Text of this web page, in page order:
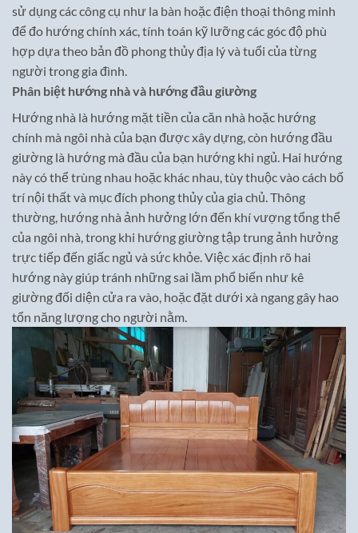
sử dụng các công cụ như la bàn hoặc điện thoại thông minh
để đo hướng chính xác, tính toán kỹ lưỡng các góc độ phù
hợp dựa theo bản đồ phong thủy địa lý và tuổi của từng
người trong gia đình.
Phân biệt hướng nhà và hướng đầu giường
Hướng nhà là hướng mặt tiền của căn nhà hoặc hướng
chính mà ngôi nhà của bạn được xây dựng, còn hướng đầu
giường là hướng mà đầu của bạn hướng khi ngủ. Hai hướng
này có thể trùng nhau hoặc khác nhau, tùy thuộc vào cách bố
trí nội thất và mục đích phong thủy của gia chủ. Thông
thường, hướng nhà ảnh hưởng lớn đến khí vượng tổng thể
của ngôi nhà, trong khi hướng giường tập trung ảnh hưởng
trực tiếp đến giấc ngủ và sức khỏe. Việc xác định rõ hai
hướng này giúp tránh những sai lầm phổ biến như kê
giường đối diện cửa ra vào, hoặc đặt dưới xà ngang gây hao
tổn năng lượng cho người nằm.